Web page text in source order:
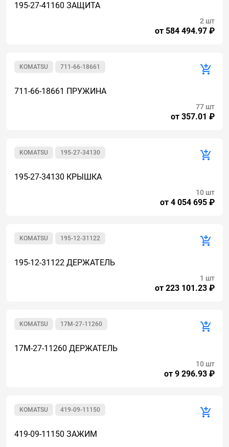
195-27-41160 ЗАЩИТА
от 584 494.97 ₽
2 шт
711-66-18661
KOMATSU
711-66-18661 ПРУЖИНА
от 357.01 ₽
77 шт
195-27-34130
KOMATSU
195-27-34130 КРЫШКА
от 4 054 695 ₽
10 шт
195-12-31122
KOMATSU
195-12-31122 ДЕРЖАТЕЛЬ
от 223 101.23 ₽
1 шт
17M-27-11260
KOMATSU
17M-27-11260 ДЕРЖАТЕЛЬ
от 9 296.93 ₽
10 шт
419-09-11150
KOMATSU
419-09-11150 ЗАЖИМ